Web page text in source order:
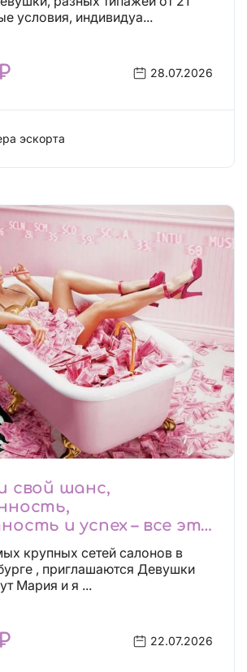
условия, индивидуа...
28.07.2026
эскорта
свой шанс,
и успех – все это
завтра, поспеши!
крупных сетей салонов в
, приглашаются Девушки
Мария и я ...
22.07.2026